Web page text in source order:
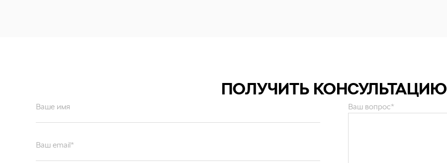
ПОЛУЧИТЬ КОНСУЛЬТАЦИЮ
Ваше имя Ваш вопрос*
Отправляя форму вы подтверждаете согласие с